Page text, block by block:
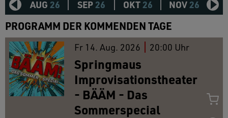
AUG 26 SEP26 OKT26 NOV26
PROGRAMM DER KOMMENDEN TAGE
Fr 14. Aug. 2026 20:00 Uhr
Springmaus
Improvisationstheater
- BÄÄM - Das
Sommerspecial